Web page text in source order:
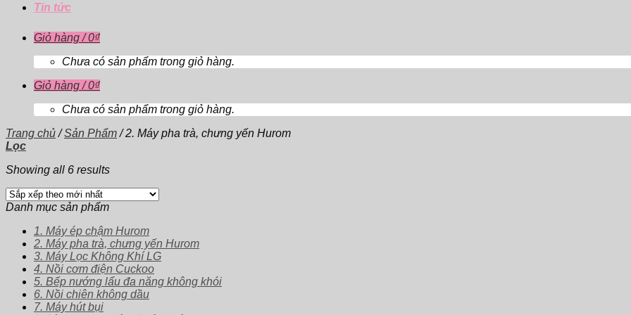
Tin tức
Giỏ hàng /0₫
Chưa có sản phẩm trong giỏ hàng.
Giỏ hàng /0₫
Chưa có sản phẩm trong giỏ hàng.
Trang chủ / Sản Phẩm /2. Máy pha trà, chưng yến Hurom
Lọc
Showing all 6 results
Danh mục sản phẩm
1. Máy ép chậm Hurom
2. Máy pha trà, chưng yến Hurom
3. Máy Lọc Không Khí LG
4. Nồi cơm điện Cuckoo
5. Bếp nướng lẩu đa năng không khói
6. Nồi chiên không dầu
7. Máy hút bụi